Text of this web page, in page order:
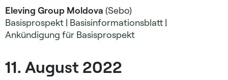
Eleving Group Moldova (Sebo)
Basisprospekt | Basisinformationsblatt |
Ankündigung für Basisprospekt
11. August 2022​